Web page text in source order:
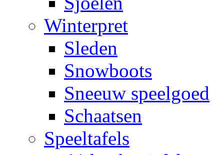
Winterpret
Sleden
Snowboots
Sneeuw speelgoed
Schaatsen
Speeltafels